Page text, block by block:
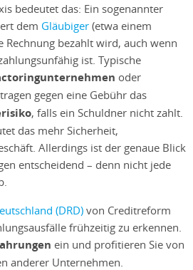
bedeutet das: Ein sogenannter
dem Gläubiger (etwa einem
Rechnung bezahlt wird, auch wenn
ist. Typische
oder
tragen gegen eine Gebühr das
, falls ein Schuldner nicht zahlt.
das mehr Sicherheit,
Allerdings ist der genaue Blick
entscheidend – denn nicht jede
(DRD) von Creditreform
frühzeitig zu erkennen.
ein und profitieren Sie von
anderer Unternehmen.